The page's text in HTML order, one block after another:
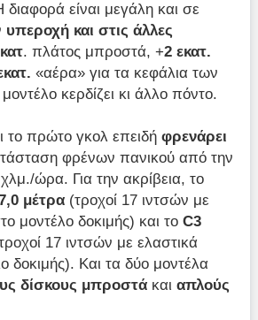
διαφορά είναι μεγάλη και σε
υπεροχή και στις άλλες
. πλάτος μπροστά, +2 εκατ.
«αέρα» για τα κεφάλια των
κερδίζει κι άλλο πόντο.
το πρώτο γκολ επειδήφρενάρει
φρένων πανικού από την
ώρα. Για την ακρίβεια, το
μέτρα (τροχοί 17 ιντσών με
μοντέλο δοκιμής) και τοC3
17 ιντσών με ελαστικά
δοκιμής). Και τα δύο μοντέλα
δίσκους μπροστά καιαπλούς